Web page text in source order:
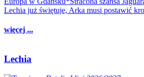
Lechia już świętuje, Arka musi postawić
więcej ...
Lechia